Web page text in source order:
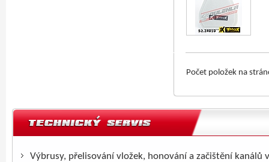
Počet položek na
Výbrusy, přelisování vložek, honování a začištění kanálů